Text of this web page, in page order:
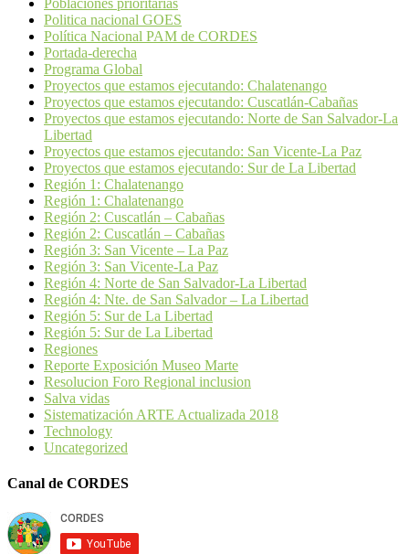
Poblaciones prioritarias
Politica nacional GOES
Política Nacional PAM de CORDES
Portada-derecha
Programa Global
Proyectos que estamos ejecutando: Chalatenango
Proyectos que estamos ejecutando: Cuscatlán-Cabañas
Proyectos que estamos ejecutando: Norte de San Salvador-La
Libertad
Proyectos que estamos ejecutando: San Vicente-La Paz
Proyectos que estamos ejecutando: Sur de La Libertad
Región 1: Chalatenango
Región 1: Chalatenango
Región 2: Cuscatlán – Cabañas
Región 2: Cuscatlán – Cabañas
Región 3: San Vicente – La Paz
Región 3: San Vicente-La Paz
Región 4: Norte de San Salvador-La Libertad
Región 4: Nte. de San Salvador – La Libertad
Región 5: Sur de La Libertad
Región 5: Sur de La Libertad
Regiones
Reporte Exposición Museo Marte
Resolucion Foro Regional inclusion
Salva vidas
Sistematización ARTE Actualizada 2018
Technology
Uncategorized
Canal de CORDES